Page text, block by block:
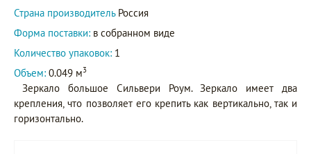
Страна производитель Россия
Форма поставки: в собранном виде
Количество упаковок: 1
Объем: 0.049 м3
Зеркало большое Сильвери Роум. Зеркало имеет два
крепления, что позволяет его крепить как вертикально, так и
горизонтально.